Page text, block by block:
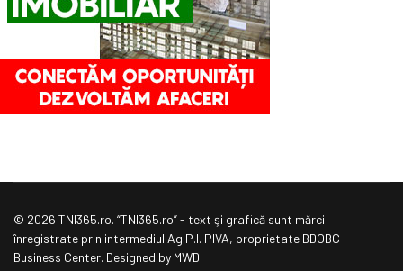
© 2026 TNI365.ro. “TNI365.ro” - text şi grafică sunt mărci
înregistrate prin intermediul Ag.P.I. PIVA, proprietate BDOBC
Business Center. Designed by MWD